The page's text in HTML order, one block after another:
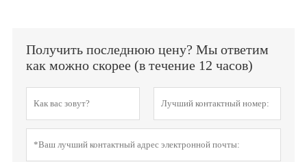
Получить последнюю цену? Мы ответим
как можно скорее (в течение 12 часов)